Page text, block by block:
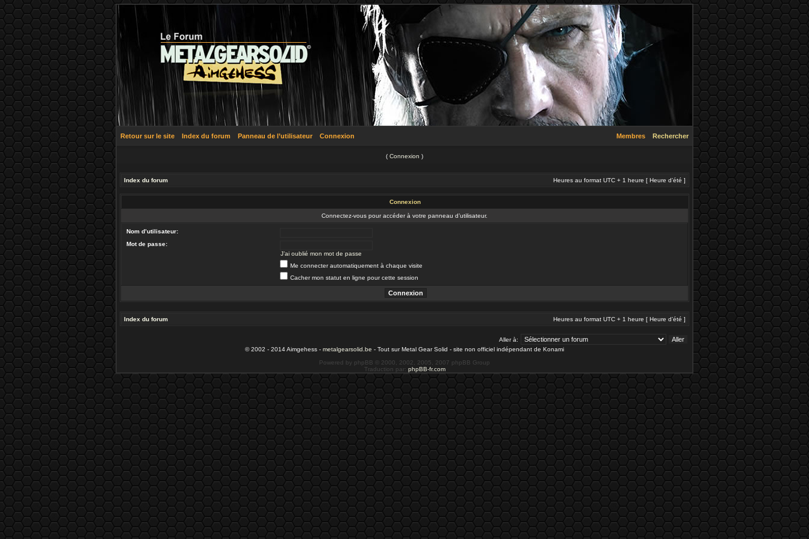
Retour sur le site Index du forum Panneau de l’utilisateur Connexion Rechercher
Membres
( Connexion )
Index du forum Heures au format UTC + 1 heure [ Heure d’été ]
Connexion
Connectez-vous pour accéder à votre panneau d’utilisateur.
Nom d’utilisateur:
Mot de passe:
J’ai oublié mon mot de passe
Me connecter automatiquement à chaque visite
Cacher mon statut en ligne pour cette session
Index du forum Heures au format UTC + 1 heure [ Heure d’été ]
Aller à:
© 2002 - 2014 Aimgehess - metalgearsolid.be - Tout sur Metal Gear Solid - site non officiel indépendant de Konami
Powered by phpBB © 2000, 2002, 2005, 2007 phpBB Group
Traduction par: phpBB-fr.com